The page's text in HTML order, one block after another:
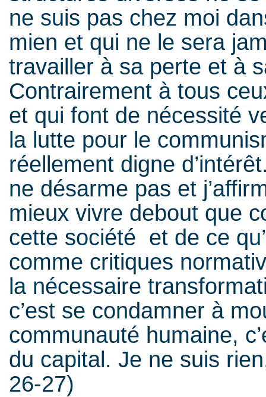
ne suis pas chez moi
mien et qui ne le sera
travailler à sa perte et à
Contrairement à tous
et qui font de nécessité
la lutte pour le
réellement digne
ne désarme pas et
mieux vivre debout que
cette société et de ce
comme critiques
la nécessaire
c’est se condamner à
communauté humaine,
du capital. Je ne suis
26-27)